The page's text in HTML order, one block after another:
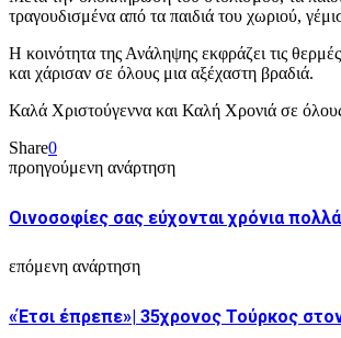
τραγουδισμένα από τα παιδιά του χωριού,
Η κοινότητα της Ανάληψης εκφράζει τις
και χάρισαν σε όλους μια αξέχαστη βραδιά.
Καλά Χριστούγεννα και Καλή Χρονιά σε
Share0
προηγούμενη ανάρτηση
Οινοσοφίες σας εύχονται χρόνια
επόμενη ανάρτηση
«Έτσι έπρεπε»| 35χρονος Τούρκος